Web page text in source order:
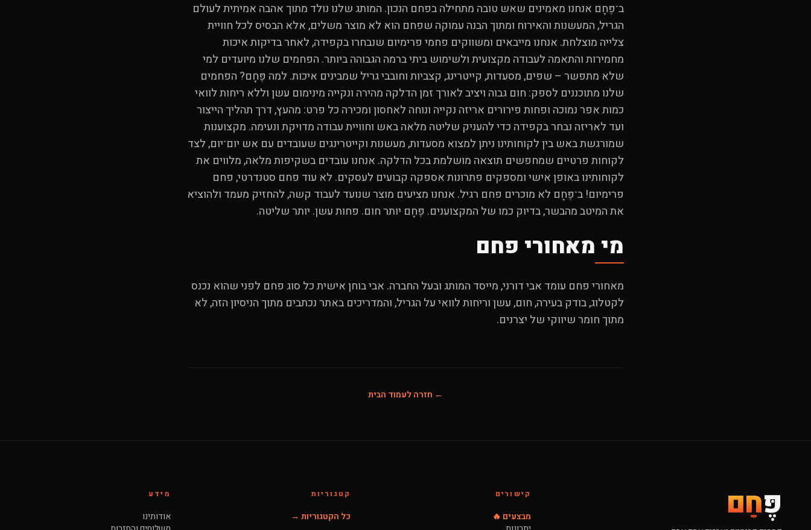
ב־פֶּחָם אנחנו מאמינים שאש טובה מתחילה בפחם הנכון. המותג שלנו נולד מתוך אהבה אמיתית לעולם
הגריל, המעשנות והאירוח ומתוך הבנה עמוקה שפחם הוא לא מוצר משלים, אלא הבסיס לכל חוויית
צלייה מוצלחת. אנחנו מייבאים ומשווקים פחמי פרימיום שנבחרו בקפידה, לאחר בדיקות איכות
מחמירות והתאמה לעבודה מקצועית ולשימוש ביתי ברמה הגבוהה ביותר. הפחמים שלנו מיועדים למי
שלא מתפשר – שפים, מסעדות, קייטרינג, קצביות וחובבי גריל שמבינים איכות. למה פֶּחָם? הפחמים
שלנו מתוכננים לספק: חום גבוה ויציב לאורך זמן הדלקה מהירה ונקייה מינימום עשן וללא ריחות לוואי
כמות אפר נמוכה ופחות פירורים אריזה נקייה ונוחה לאחסון ומכירה כל פרט: מהעץ, דרך תהליך הייצור
ועד לאריזה נבחר בקפידה כדי להעניק שליטה מלאה באש וחוויית עבודה מדויקת ונעימה. מקצוענות
שמורגשת באש בין לקוחותינו ניתן למצוא מסעדות, מעשנות וקייטרינגים שעובדים עם אש יום־יום, לצד
לקוחות פרטיים שמחפשים תוצאה מושלמת בכל הדלקה. אנחנו עובדים בשקיפות מלאה, מלווים את
לקוחותינו באופן אישי ומספקים פתרונות אספקה קבועים לעסקים. לא עוד פחם סטנדרטי, פחם
פרימיום! ב־פֶּחָם לא מוכרים פחם רגיל. אנחנו מציעים מוצר שנועד לעבוד קשה, להחזיק מעמד ולהוציא
את המיטב מהבשר, בדיוק כמו של המקצוענים. פֶּחָם יותר חום. פחות עשן. יותר שליטה.
מי מאחורי פחם
מאחורי פחם עומד אבי דורני, מייסד המותג ובעל החברה. אבי בוחן אישית כל סוג פחם לפני שהוא נכנס
לקטלוג, בודק בעירה, חום, עשן וריחות לוואי על הגריל, והמדריכים באתר נכתבים מתוך הניסיון הזה, לא
מתוך חומר שיווקי של יצרנים.
← חזרה לעמוד הבית
פֶּחָם קישורים
מבצעים 🔥
קטגוריות
כל הקטגוריות →
מידע
אודותינו